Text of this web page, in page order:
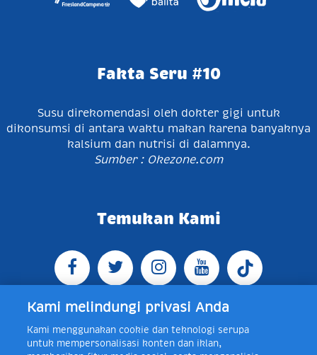
Fakta Seru #10
Susu direkomendasi oleh dokter gigi untuk
dikonsumsi di antara waktu makan karena banyaknya
kalsium dan nutrisi di dalamnya.
Sumber : Okezone.com
Temukan Kami
Jl. Raya Bogor KM 5, Pasar Rebo, Jakarta Timur,
Indonesia 13760
Telp +62 21 8410945 | PO BOX
Kami melindungi privasi Anda
Kami menggunakan cookie dan teknologi serupa
untuk mempersonalisasi konten dan iklan,